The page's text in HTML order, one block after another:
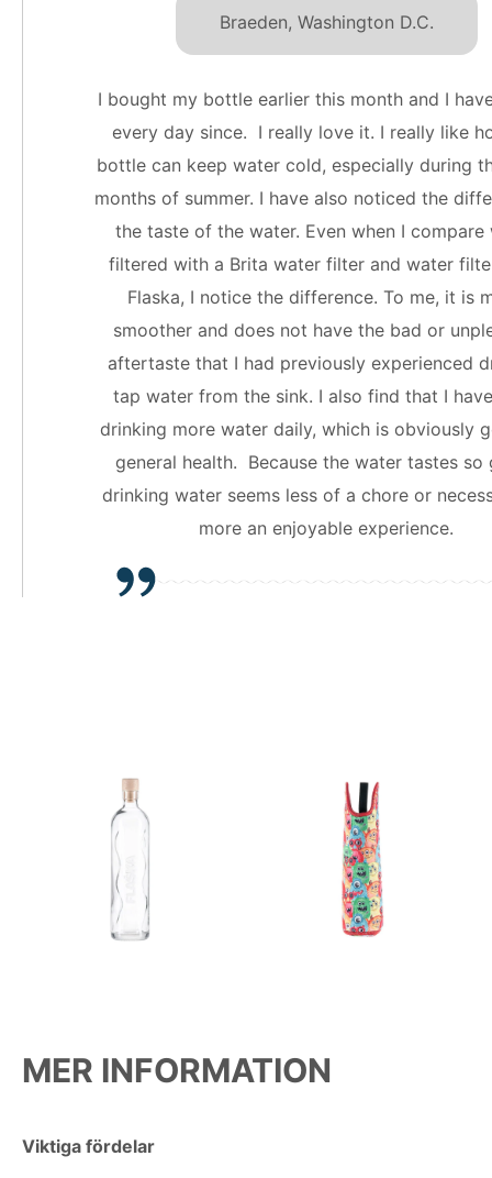
Braeden, Washington D.C.
I bought my bottle earlier this month and I
every day since. I really love it. I really like
bottle can keep water cold, especially during
months of summer. I have also noticed the
the taste of the water. Even when I compare
filtered with a Brita water filter and water
Flaska, I notice the difference. To me, it is
smoother and does not have the bad or
aftertaste that I had previously experienced
tap water from the sink. I also find that I
drinking more water daily, which is obviously
general health. Because the water tastes so
drinking water seems less of a chore or
more an enjoyable experience.
MER INFORMATION
Viktiga fördelar